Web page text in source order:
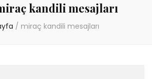
kandili mesajları
/ miraç kandili mesajları